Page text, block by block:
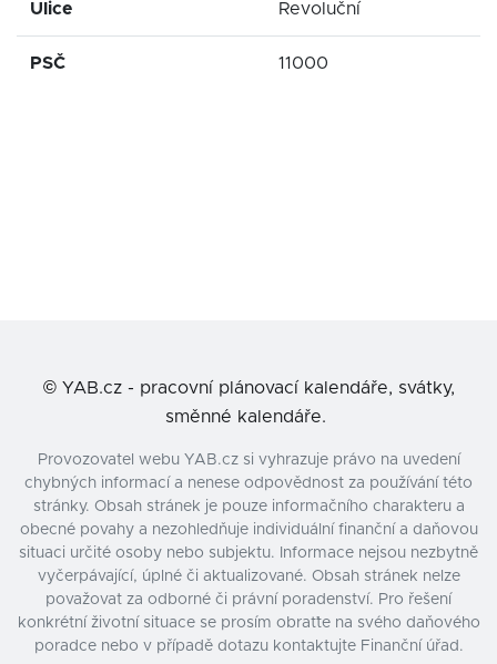
Ulice Revoluční
PSČ 11000
© YAB.cz - pracovní plánovací kalendáře, svátky,
směnné kalendáře.
Provozovatel webu YAB.cz si vyhrazuje právo na uvedení
chybných informací a nenese odpovědnost za používání této
stránky. Obsah stránek je pouze informačního charakteru a
obecné povahy a nezohledňuje individuální finanční a daňovou
situaci určité osoby nebo subjektu. Informace nejsou nezbytně
vyčerpávající, úplné či aktualizované. Obsah stránek nelze
považovat za odborné či právní poradenství. Pro řešení
konkrétní životní situace se prosím obraťte na svého daňového
poradce nebo v případě dotazu kontaktujte Finanční úřad.